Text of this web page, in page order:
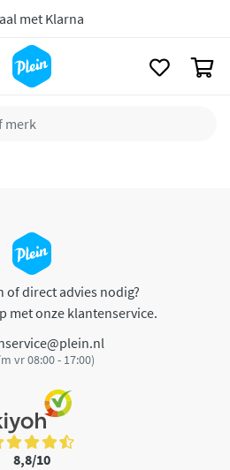
met Klarna
of direct advies nodig?
met onze klantenservice.
vr 08:00 - 17:00)
8,8/10